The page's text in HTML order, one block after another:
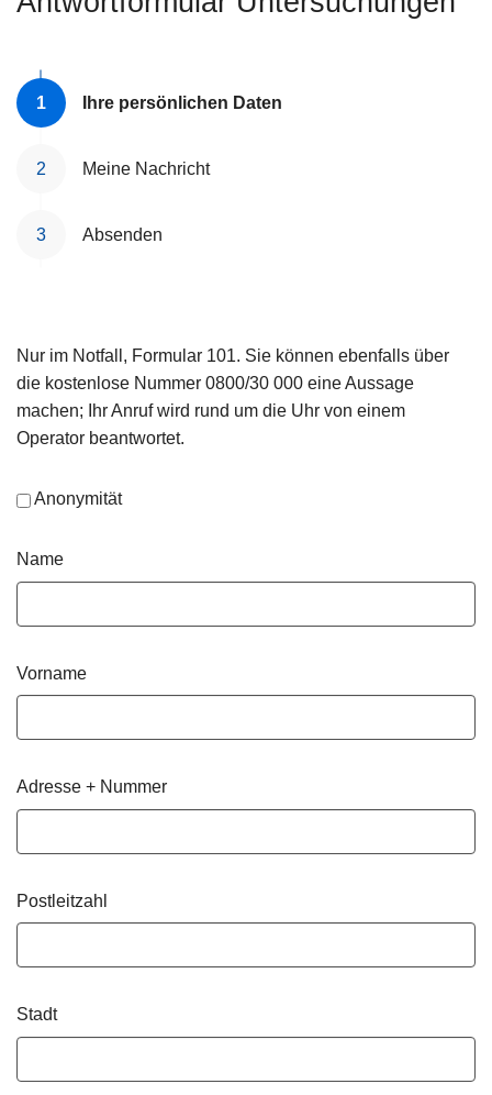
Ihre persönlichen Daten
Meine Nachricht
Absenden
Nur im Notfall, Formular 101. Sie können ebenfalls über
die kostenlose Nummer 0800/30 000 eine Aussage
machen; Ihr Anruf wird rund um die Uhr von einem
Operator beantwortet.
Anonymität
Name
Vorname
Adresse + Nummer
Postleitzahl
Stadt